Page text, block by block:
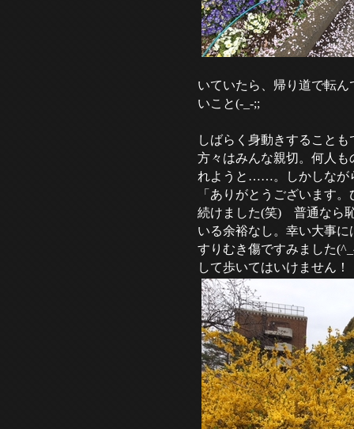
いていたら、帰り道で転
いこと(-_-;;
しばらく身動きすること
方々はみんな親切。何人
れようと……。しかしなが
「ありがとうございます
続けました(笑) 普通なら
いる余裕なし。幸い大事
すりむき傷ですみました
して歩いてはいけません！